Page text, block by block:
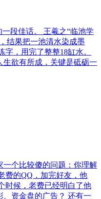
段佳话。 王羲之“临池学
结果把一池清水染成墨
，用完了整整18缸水。
欲有所成，关键是砥砺一
一个比较傻的问题：你理解
费的QQ，加完好友，他
时候，老费已经明白了他
资金盘的广告？ 还有一